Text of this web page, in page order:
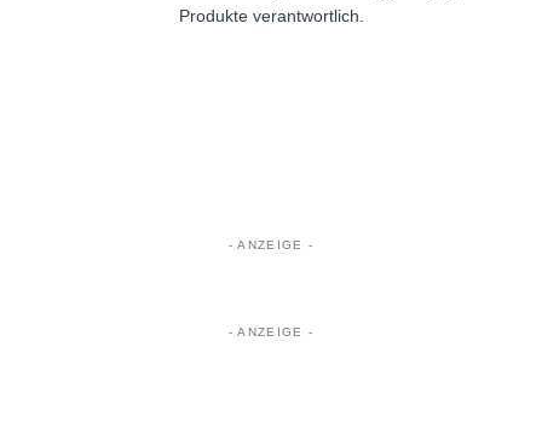
Produkte verantwortlich.